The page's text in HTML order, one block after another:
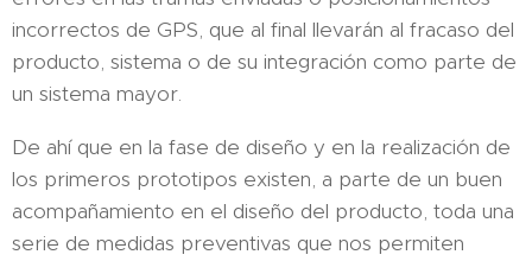
incorrectos de GPS, que al final llevarán al fracaso del
producto, sistema o de su integración como parte de
un sistema mayor.
De ahí que en la fase de diseño y en la realización de
los primeros prototipos existen, a parte de un buen
acompañamiento en el diseño del producto, toda una
serie de medidas preventivas que nos permiten